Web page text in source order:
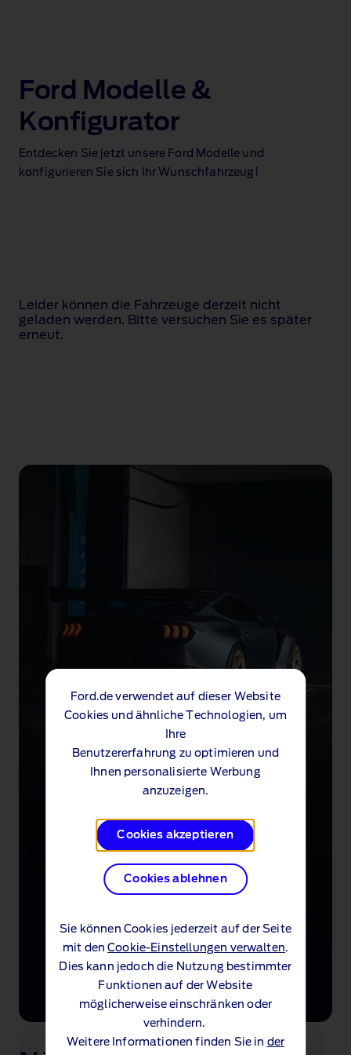
Ford.de verwendet auf dieser Website
Cookies und ähnliche Technologien, um
Ihre
Benutzererfahrung zu optimieren und
Ihnen personalisierte Werbung
anzuzeigen.
Cookies akzeptieren
Cookies ablehnen
Sie können Cookies jederzeit auf der Seite
mit denCookie-Einstellungen verwalten.
Dies kann jedoch die Nutzung bestimmter
Funktionen auf der Website
möglicherweise einschränken oder
verhindern.
Weitere Informationen finden Sie in der
Ford Modelle &
Konfigurator
Entdecken Sie jetzt unsere Ford Modelle und
konfigurieren Sie sich Ihr Wunschfahrzeug!
Leider können die Fahrzeuge derzeit nicht
geladen werden. Bitte versuchen Sie es später
erneut.